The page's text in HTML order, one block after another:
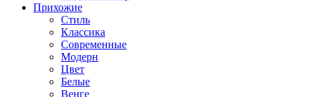
Прихожие
Стиль
Классика
Современные
Модерн
Цвет
Белые
Венге